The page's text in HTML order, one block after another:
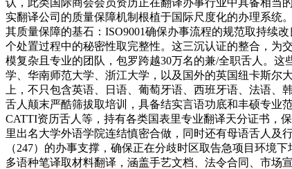
认，此类国际商会会员资历正在翻译办事行业中具备相当
实翻译公司的质量保障机制根植于国际尺度化的办理系统
其质量保障的基石：ISO9001确保办事流程的规范取持续
个处置过程中的秘密性取完整性。这三沉认证的整合，为
模复杂且专业的团队，包罗跨越30万名的兼/全职舌人。
学、华南师范大学、浙江大学，以及国外的英国纽卡斯尔
上，不只包含英语、日语、葡萄牙语、西班牙语、法语
舌人颠末严酷筛拔取培训，具备结实言语功底和丰硕专业
CATTI资历舌人等，持有各类国表里专业翻译天分证书，
里出名大学外语学院连结慎密合做，同时还有母语舌人及
（247）的办事支撑，确保正在分歧时区取告急项目环境
多语种笔译取材料翻译，涵盖手艺文档、法令合同、市场